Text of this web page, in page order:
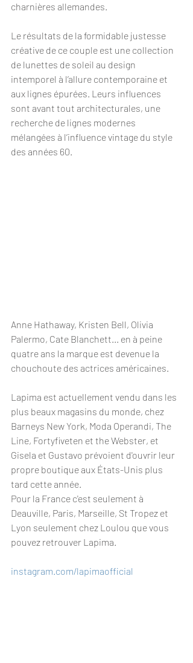
charnières allemandes.
Le résultats de la formidable justesse
créative de ce couple est une collection
de lunettes de soleil au design
intemporel à l’allure contemporaine et
aux lignes épurées. Leurs influences
sont avant tout architecturales, une
recherche de lignes modernes
mélangées à l’influence vintage du style
des années 60.
Anne Hathaway, Kristen Bell, Olivia
Palermo, Cate Blanchett... en à peine
quatre ans la marque est devenue la
chouchoute des actrices américaines.
Lapima est actuellement vendu dans les
plus beaux magasins du monde, chez
Barneys New York, Moda Operandi, The
Line, Fortyfiveten et the Webster, et
Gisela et Gustavo prévoient d'ouvrir leur
propre boutique aux États-Unis plus
tard cette année.
Pour la France c'est seulement à
Deauville, Paris, Marseille, St Tropez et
Lyon seulement chez Loulou que vous
pouvez retrouver Lapima.
instagram.com/lapimaofficial